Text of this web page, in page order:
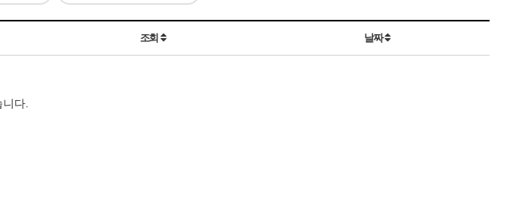
조회 날짜
다.